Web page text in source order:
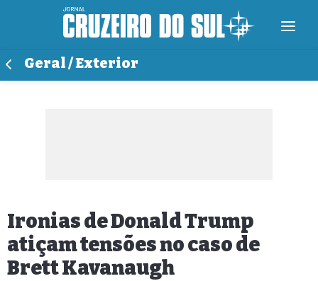
Geral / Exterior
Ironias de Donald Trump
atiçam tensões no caso de
Brett Kavanaugh